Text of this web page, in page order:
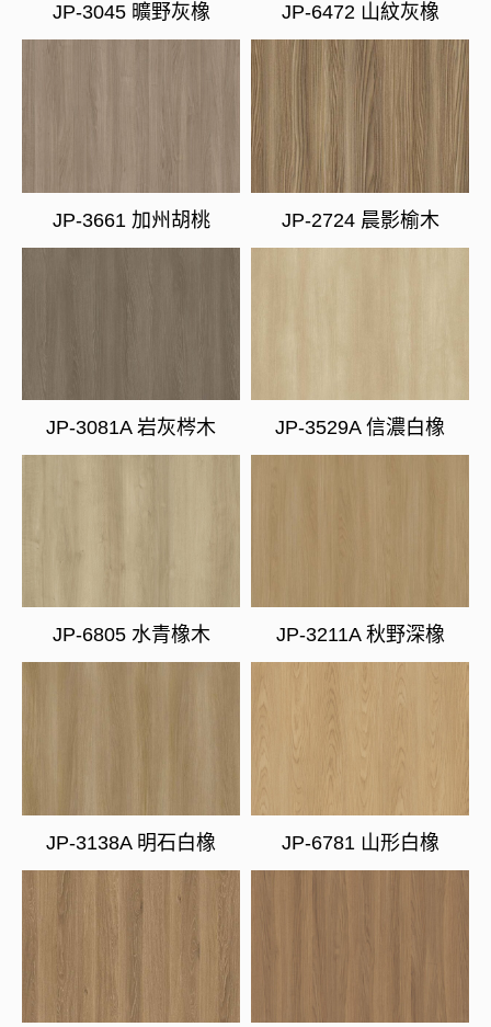
JP-3045 曠野灰橡 JP-6472 山紋灰橡
JP-3661 加州胡桃 JP-2724 晨影榆木
JP-3081A 岩灰梣木 JP-3529A 信濃白橡
JP-6805 水青橡木 JP-3211A 秋野深橡
JP-3138A 明石白橡 JP-6781 山形白橡